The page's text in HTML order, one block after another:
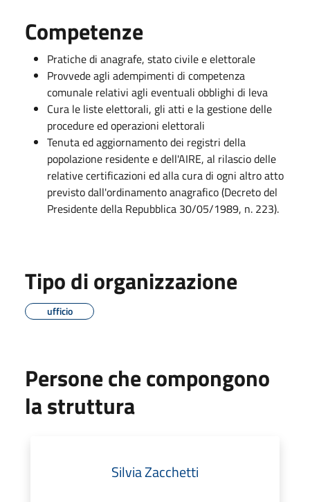
Competenze
Pratiche di anagrafe, stato civile e elettorale
Provvede agli adempimenti di competenza
comunale relativi agli eventuali obblighi di leva
Cura le liste elettorali, gli atti e la gestione delle
procedure ed operazioni elettorali
Tenuta ed aggiornamento dei registri della
popolazione residente e dell'AIRE, al rilascio delle
relative certificazioni ed alla cura di ogni altro atto
previsto dall'ordinamento anagrafico (Decreto del
Presidente della Repubblica 30/05/1989, n. 223).
Tipo di organizzazione
ufficio
Persone che compongono
la struttura
Silvia Zacchetti